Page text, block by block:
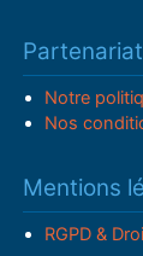
Notre
Nos
Mentions
RGPD &